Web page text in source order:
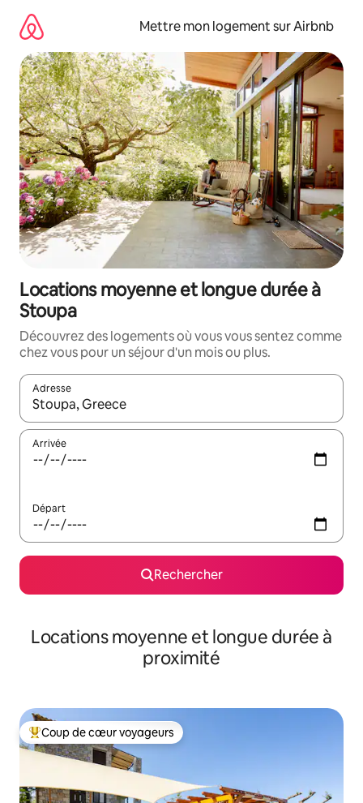
directement
contenu
Mettre mon logement sur Airbnb
Locations moyenne et longue durée à
Stoupa
Découvrez des logements où vous vous sentez comme
chez vous pour un séjour d'un mois ou plus.
Adresse
Lorsque les résultats s'affichent, utilisez les flèches vers le
Arrivée
Départ
Rechercher
Locations moyenne et longue durée à
proximité
Coups de cœur voyageurs les plus appréciés
Coup de cœur voyageurs